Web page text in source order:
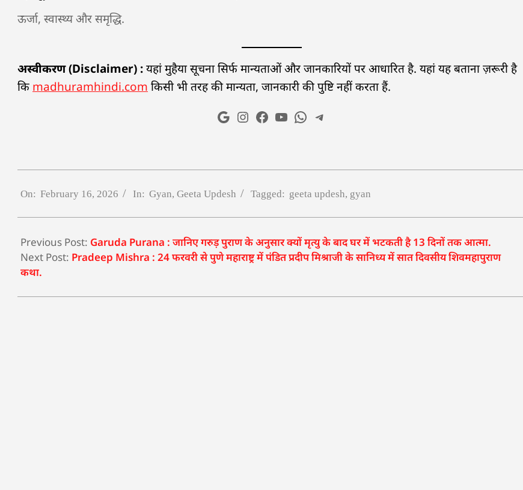
ऊर्जा, स्वास्थ्य और समृद्धि.
अस्वीकरण (Disclaimer) :यहां मुहैया सूचना सिर्फ मान्यताओं और जानकारियों पर आधारित है. यहां यह बताना ज़रूरी है
कि madhuramhindi.com किसी भी तरह की मान्यता, जानकारी की पुष्टि नहीं करता हैं.
On: February 16, 2026 In: Gyan, Geeta Updesh Tagged: geeta updesh, gyan
Previous Post: Garuda Purana : जानिए गरुड़ पुराण के अनुसार क्यों मृत्यु के बाद घर में भटकती है 13 दिनों तक आत्मा.
Next Post: Pradeep Mishra : 24 फरवरी से पुणे महाराष्ट्र में पंडित प्रदीप मिश्राजी के सानिध्य में सात दिवसीय शिवमहापुराण
कथा.